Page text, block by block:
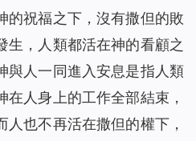
的祝福之下，沒有撒但的敗
生，人類都活在神的看顧之
與人一同進入安息是指人類
人身上的工作全部結束，
也不再活在撒但的權下，